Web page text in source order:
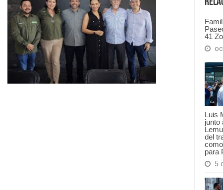
41
Luis
junto
del
para
5